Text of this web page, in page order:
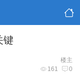
键
楼主
161 0